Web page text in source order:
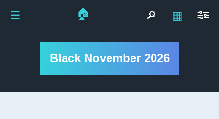
Black November 2026
☰ 🏠 🔎 ▦